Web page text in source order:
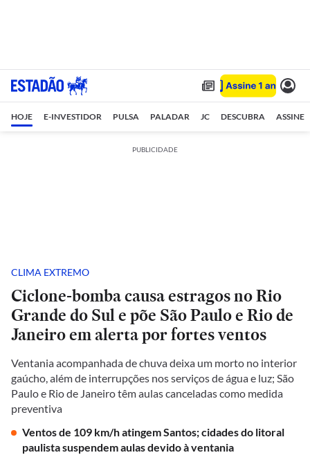
HOJE E-INVESTIDOR PULSA PALADAR JC DESCUBRA ASSINE
PUBLICIDADE
CLIMA EXTREMO
Ciclone-bomba causa estragos no Rio
Grande do Sul e põe São Paulo e Rio de
Janeiro em alerta por fortes ventos
Ventania acompanhada de chuva deixa um morto no interior
gaúcho, além de interrupções nos serviços de água e luz; São
Paulo e Rio de Janeiro têm aulas canceladas como medida
preventiva
Ventos de 109 km/h atingem Santos; cidades do litoral
paulista suspendem aulas devido à ventania